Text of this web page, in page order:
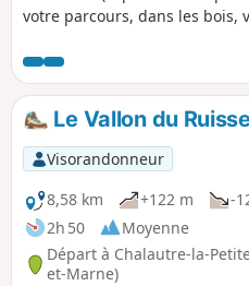
votre parcours, dans les bois,
et Épipactis purpurata
Sur les pelouses, en lisière et
clairs, ce sera plutôt Ophrys
bécasse), Orchis purpurea
Orchis Ustulata (Orchis brûlé).
lieu en mai-juin, la plante
fleurs délicates que vous ne
arracher. (la protection des
régie par l'arrêté ministériel
1982).
Le Vallon du
Visorandonneur
8,58 km
+122 m
-
2h 50
Moyenne
Départ à Chalautre-la-
et-Marne)